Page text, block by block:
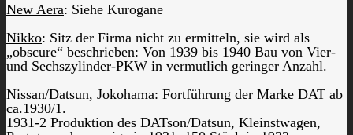
New Aera: Siehe Kurogane
Nikko: Sitz der Firma nicht zu ermitteln, sie wird als
„obscure“ beschrieben: Von 1939 bis 1940 Bau von Vier-
und Sechszylinder-PKW in vermutlich geringer Anzahl.
Nissan/Datsun, Jokohama: Fortführung der Marke DAT ab
ca.1930/1.
1931-2 Produktion des DATson/Datsun, Kleinstwagen,